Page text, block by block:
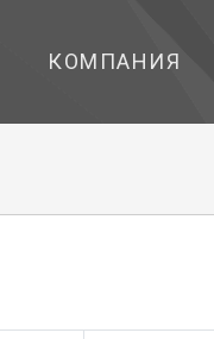
КОМПАНИЯ